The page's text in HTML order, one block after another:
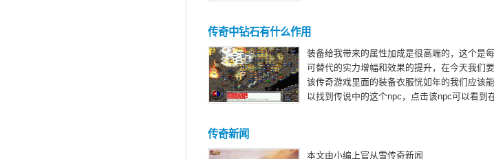
传奇中钻石有什么作用
装备给我带来的属性加成是很高端的，这个是
可替代的实力增幅和效果的提升，在今天我们
该传奇游戏里面的装备衣服恍如年的我们应该
以找到传说中的这个npc，点击该npc可以看到
传奇新闻
本文由小编上官从雪传奇新闻